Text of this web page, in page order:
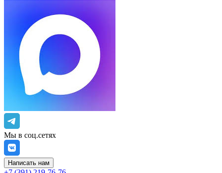
Мы в соц.сетях
Написать нам